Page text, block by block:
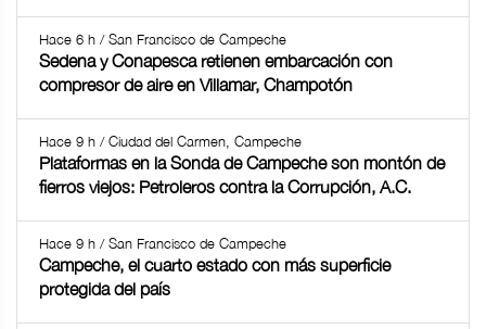
Hace 6 h / San Francisco de Campeche
Sedena y Conapesca retienen embarcación con
compresor de aire en Villamar, Champotón
Hace 9 h / Ciudad del Carmen, Campeche
Plataformas en la Sonda de Campeche son montón de
fierros viejos: Petroleros contra la Corrupción, A.C.
Hace 9 h / San Francisco de Campeche
Campeche, el cuarto estado con más superficie
protegida del país